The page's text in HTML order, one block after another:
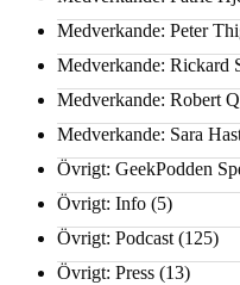
Medverkande: Peter
Medverkande: Rickard
Medverkande: Robert
Medverkande: Sara
Övrigt: GeekPodden
Övrigt: Info (5)
Övrigt: Podcast (125)
Övrigt: Press (13)